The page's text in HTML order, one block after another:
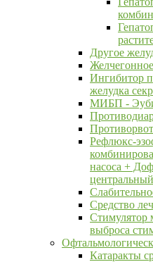
Другое
Ингибитор
желудка
МИБП -
Рефлюкс-
насоса +
центральный
Средство
Стимулятор
выброса
Катаракты